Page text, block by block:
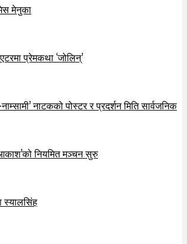
मेनुका
प्रेमकथा ‘जोलिन्’
नाटकको पोस्टर र प्रदर्शन मिति सार्वजनिक
नियमित मञ्चन सुरु
स्यालसिंह